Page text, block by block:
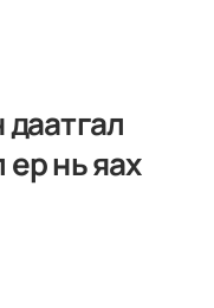
нь яах